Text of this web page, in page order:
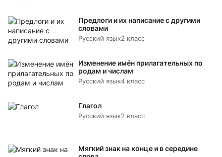
Предлоги и их написание с другими
словами
Русский язык2 класс
Изменение имён прилагательных по
родам и числам
Русский язык4 класс
Глагол
Русский язык2 класс
Мягкий знак на конце и в середине